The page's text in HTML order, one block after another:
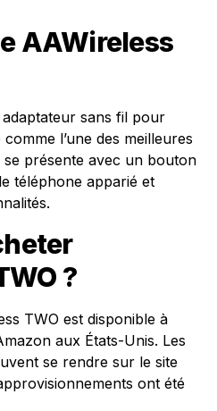
AAWireless
sans fil pour
l’une des meilleures
présente avec un bouton
téléphone apparié et
?
TWO est disponible à
aux États-Unis. Les
se rendre sur le site
ont été